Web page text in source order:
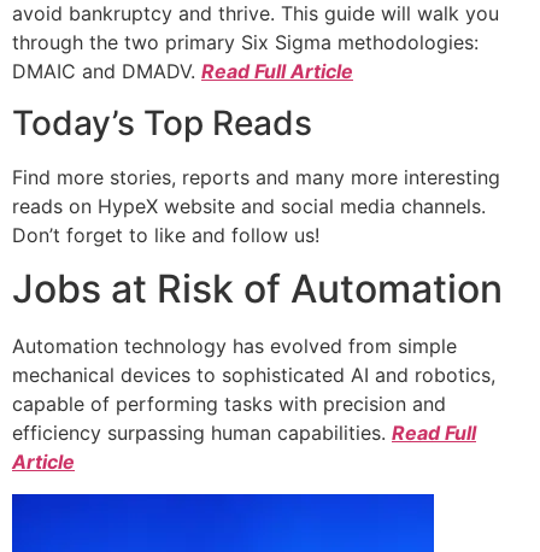
avoid bankruptcy and thrive. This guide will walk you
through the two primary Six Sigma methodologies:
DMAIC and DMADV. Read Full Article
Today’s Top Reads
Find more stories, reports and many more interesting
reads on HypeX website and social media channels.
Don’t forget to like and follow us!
Jobs at Risk of Automation
Automation technology has evolved from simple
mechanical devices to sophisticated AI and robotics,
capable of performing tasks with precision and
efficiency surpassing human capabilities. Read Full
Article